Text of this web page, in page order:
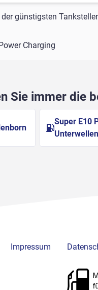
günstigsten
Charging
Sie immer die
Super E10
Impressum